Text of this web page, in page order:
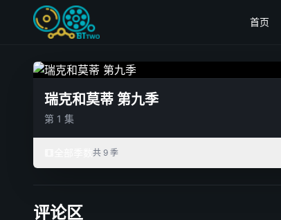
首页
瑞克和莫蒂 第九季
第 1 集
共 9 季
评论区